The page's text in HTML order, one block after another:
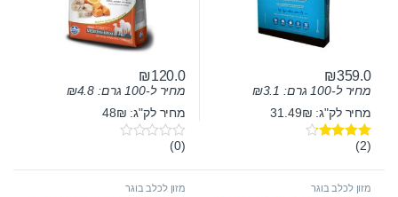
₪359.0
מחיר ל-100 גרם: ₪3.1
מחיר לק"ג: 31.49₪
דורג(2)
₪120.0
מחיר ל-100 גרם: ₪4.8
מחיר לק"ג: 48₪
0
t
(0)
מזון לכלב בוגר מזון לכלב בוגר